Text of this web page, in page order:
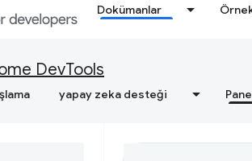
Dokümanlar
DevTools
yapay zeka desteği
elde
kaydetme
etme